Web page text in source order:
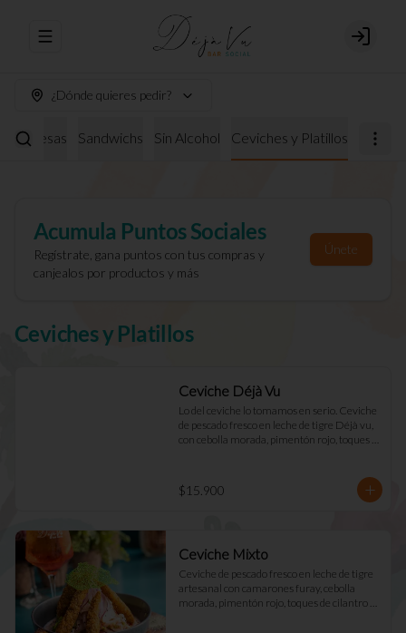
Abrir menu de navegación Login
¿Dónde quieres pedir?
Sandwichs Sin Alcohol Ceviches y Platillos
Acumula Puntos Sociales
Regístrate, gana puntos con tus compras y
canjealos por productos y más
Únete
Ceviches y Platillos
Ceviche Déjà Vu
Lo del ceviche lo tomamos en serio. Ceviche
de pescado fresco en leche de tigre Déjà vu,
con cebolla morada, pimentón rojo, toques
$15.900
Ceviche Mixto
Ceviche de pescado fresco en leche de tigre
artesanal con camarones furay, cebolla
morada, pimentón rojo, toques de cilantro y